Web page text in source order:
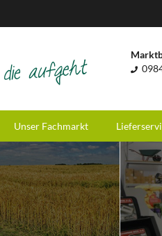
Unser Fachmarkt